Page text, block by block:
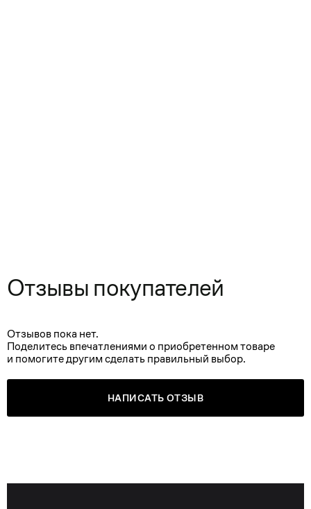
Отзывы покупателей
Отзывов пока нет.
Поделитесь впечатлениями о приобретенном товаре
и помогите другим сделать правильный выбор.
НАПИСАТЬ ОТЗЫВ